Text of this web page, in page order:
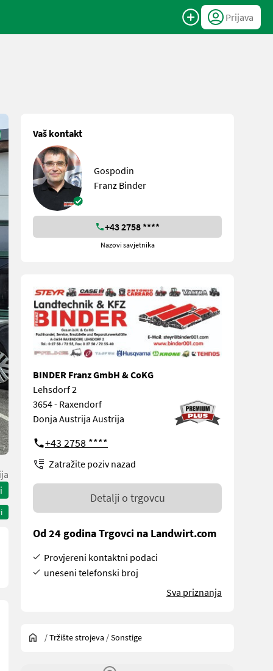
Prijava
Vaš kontakt
Gospodin
Franz Binder
+43 2758 ****
Nazovi savjetnika
BINDER Franz GmbH & CoKG
Lehsdorf 2
3654 - Raxendorf
Donja Austrija Austrija
+43 2758 ****
Zatražite poziv nazad
Detalji o trgovcu
Od 24 godina Trgovci na Landwirt.com
Provjereni kontaktni podaci
uneseni telefonski broj
Sva priznanja
/Tržište strojeva /Sonstige